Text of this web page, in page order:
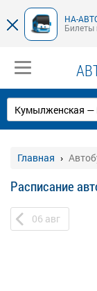
НА-
Билеты
Главная
Расписание
06 авг